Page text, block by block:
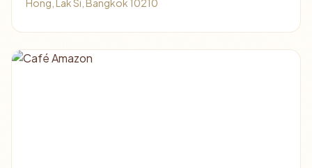
Hong, Lak Si, Bangkok 10210